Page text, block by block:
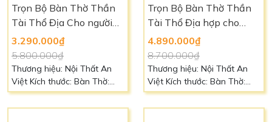
Liên hệ Ngoài ra quý khách
có thể đặt kích thước, chất
liệu, màu sắc theo yêu cầu
Liên hệ: 0966.88.39.49 để
biết thêm chi tiết
chuyển: Liên hệ Ngoài ra
quý khách có thể đặt kích
thước, chất liệu, màu sắc
theo yêu cầu Liên hệ:
0966.88.39.49 để biết thêm
chi tiết
Trọn Bộ Bàn Thờ Thần
Trọn Bộ Bàn Thờ Thần
Tài Thổ Địa hợp cho
người Mệnh Hỏa
4.890.000₫
8.700.000₫
Thương hiệu: Nội Thất An
Việt Kích thước: Bàn Thờ:
Ngang 50cm, sâu 50cm, cao
68cm, Chất liệu: Gỗ Tràm